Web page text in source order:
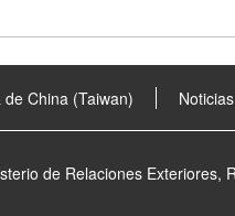
China (Taiwan)
de Relaciones Exteriores,